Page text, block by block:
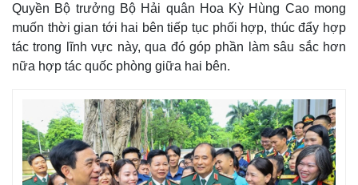
Quyền Bộ trưởng Bộ Hải quân Hoa Kỳ Hùng Cao mong
muốn thời gian tới hai bên tiếp tục phối hợp, thúc đẩy hợp
tác trong lĩnh vực này, qua đó góp phần làm sâu sắc hơn
nữa hợp tác quốc phòng giữa hai bên.